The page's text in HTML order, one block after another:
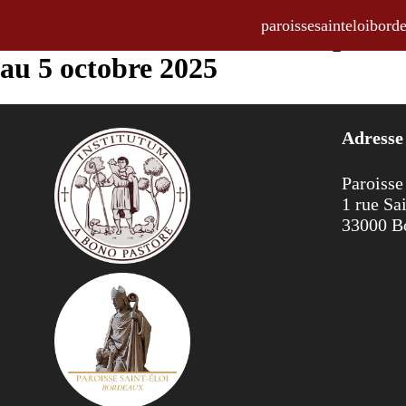
La Feuille Hebdo, bulletin
au 5 octobre 2025
Adresse
1 rue
33000